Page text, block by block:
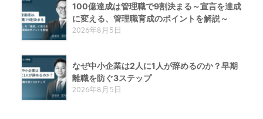
100億達成は管理職で9割決まる～宣言を達成
に変える、管理職育成のポイントを解説～
2026年8月5日
なぜ中小企業は2人に1人が辞めるのか？早期
離職を防ぐ3ステップ
2026年8月5日